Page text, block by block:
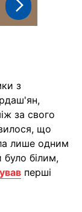
з
за свого
що
лише одним
було білим,
перші